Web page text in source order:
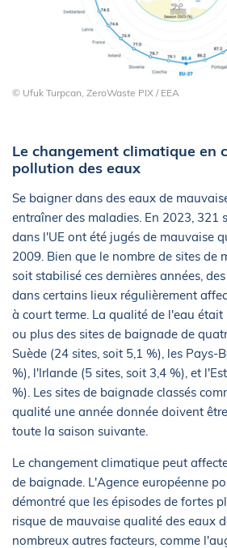
© Ufuk Turpcan, ZeroWaste PIX / EEA
Le changement climatique en
pollution des eaux
Se baigner dans des eaux de
entraîner des maladies. En 2023, 321
dans l'UE ont été jugés de mauvaise
2009. Bien que le nombre de sites de
soit stabilisé ces dernières années,
dans certains lieux régulièrement
à court terme. La qualité de l'eau était
ou plus des sites de baignade de
Suède (24 sites, soit 5,1 %), les Pays-
%), l'Irlande (5 sites, soit 3,4 %), et
%). Les sites de baignade classés
qualité une année donnée doivent
toute la saison suivante.
Le changement climatique peut
de baignade. L'Agence européenne
démontré que les épisodes de fortes
risque de mauvaise qualité des eaux
nombreux autres facteurs, comme